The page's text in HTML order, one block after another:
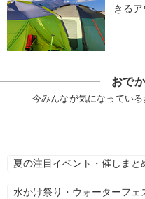
きる
おで
今みんなが気になってい
夏の注目イベント・催しまと
水かけ祭り・ウォーターフェ